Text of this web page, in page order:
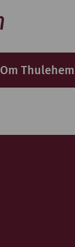
Om Thulehem